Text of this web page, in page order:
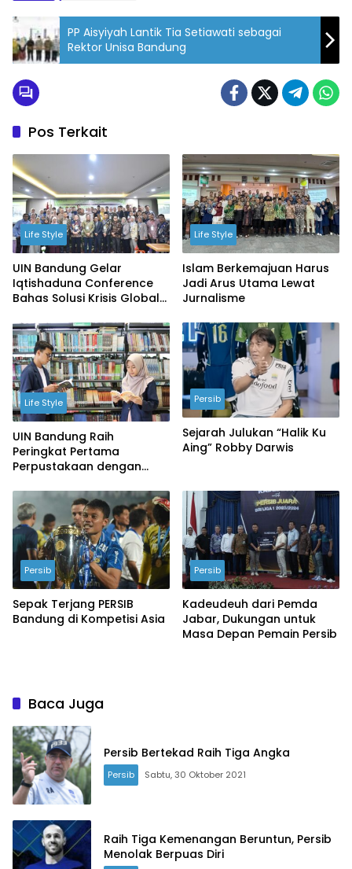
PP Aisyiyah Lantik Tia Setiawati sebagai
Rektor Unisa Bandung
Pos Terkait
Life Style
UIN Bandung Gelar
Iqtishaduna Conference
Bahas Solusi Krisis Global
Life Style
Islam Berkemajuan Harus
Jadi Arus Utama Lewat
Jurnalisme
Life Style
UIN Bandung Raih
Peringkat Pertama
Perpustakaan dengan
Persib
Sejarah Julukan “Halik Ku
Aing” Robby Darwis
Persib
Sepak Terjang PERSIB
Bandung di Kompetisi Asia
Persib
Kadeudeuh dari Pemda
Jabar, Dukungan untuk
Masa Depan Pemain Persib
Baca Juga
Persib Bertekad Raih Tiga Angka
Persib Sabtu, 30 Oktober 2021
Raih Tiga Kemenangan Beruntun, Persib
Menolak Berpuas Diri